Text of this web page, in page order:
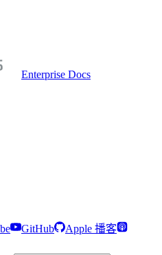
Enterprise Docs
GitHub
Apple 播客